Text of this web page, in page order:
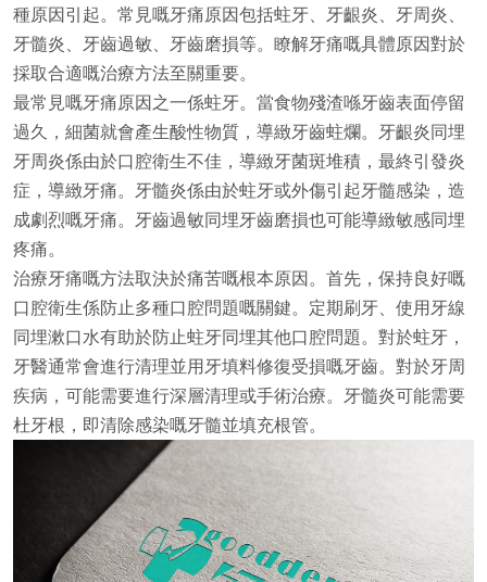
種原因引起。常見嘅牙痛原因包括蛀牙、牙齦炎、牙周炎、
牙髓炎、牙齒過敏、牙齒磨損等。瞭解牙痛嘅具體原因對於
採取合適嘅治療方法至關重要。
最常見嘅牙痛原因之一係蛀牙。當食物殘渣喺牙齒表面停留
過久，細菌就會產生酸性物質，導緻牙齒蛀爛。牙齦炎同埋
牙周炎係由於口腔衛生不佳，導緻牙菌斑堆積，最終引發炎
症，導緻牙痛。牙髓炎係由於蛀牙或外傷引起牙髓感染，造
成劇烈嘅牙痛。牙齒過敏同埋牙齒磨損也可能導緻敏感同埋
疼痛。
治療牙痛嘅方法取決於痛苦嘅根本原因。首先，保持良好嘅
口腔衛生係防止多種口腔問題嘅關鍵。定期刷牙、使用牙線
同埋漱口水有助於防止蛀牙同埋其他口腔問題。對於蛀牙，
牙醫通常會進行清理並用牙填料修復受損嘅牙齒。對於牙周
疾病，可能需要進行深層清理或手術治療。牙髓炎可能需要
杜牙根，即清除感染嘅牙髓並填充根管。